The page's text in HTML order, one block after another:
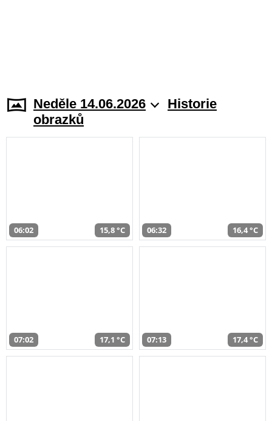
Neděle 14.06.2026
Historie
obrazků
06:02 15,8 °C 06:32 16,4 °C
07:02 17,1 °C 07:13 17,4 °C